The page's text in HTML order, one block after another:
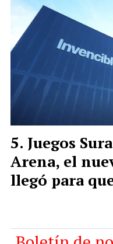
Juegos
Arena, el
llegó para